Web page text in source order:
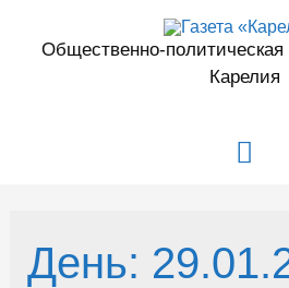
содержимому
Общественно-политическая
Карелия
День: